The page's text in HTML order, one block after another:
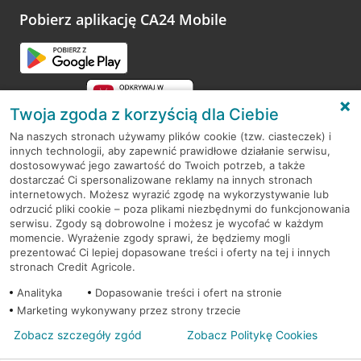
opinie.
Pobierz aplikację CA24 Mobile
RODO
Regulamin serwisu
Mapa serwisu
PolitykaCookies
© 2026 Credit Agricole Bank Polska S.A. Wszelkie prawa zastrzeżone
Twoja zgoda z korzyścią dla Ciebie
Na naszych stronach używamy plików cookie (tzw. ciasteczek) i
innych technologii, aby zapewnić prawidłowe działanie serwisu,
dostosowywać jego zawartość do Twoich potrzeb, a także
dostarczać Ci spersonalizowane reklamy na innych stronach
internetowych. Możesz wyrazić zgodę na wykorzystywanie lub
odrzucić pliki cookie – poza plikami niezbędnymi do funkcjonowania
serwisu. Zgody są dobrowolne i możesz je wycofać w każdym
momencie. Wyrażenie zgody sprawi, że będziemy mogli
prezentować Ci lepiej dopasowane treści i oferty na tej i innych
stronach Credit Agricole.
Analityka
Dopasowanie treści i ofert na stronie
Marketing wykonywany przez strony trzecie
Zobacz szczegóły zgód Zobacz Politykę Cookies